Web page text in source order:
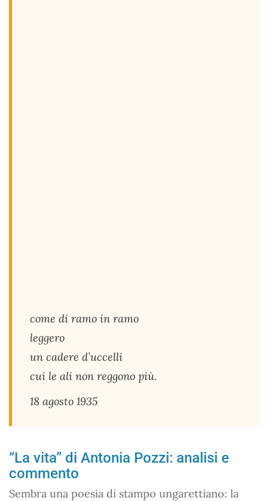
come di ramo in ramo
leggero
un cadere d’uccelli
cui le ali non reggono più.
18 agosto 1935
“La vita” di Antonia Pozzi: analisi e
commento
Sembra una poesia di stampo ungarettiano: la